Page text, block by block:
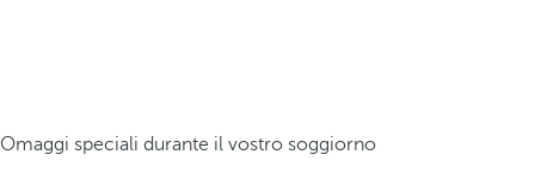
Omaggi speciali durante il vostro soggiorno